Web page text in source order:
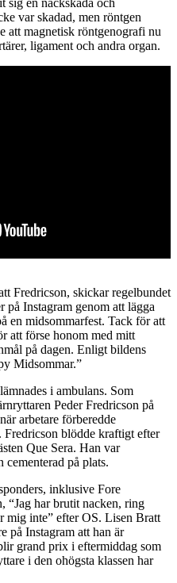
sig en nackskada och
var skadad, men röntgen
att magnetisk röntgenografi nu
ligament och andra organ.
Fredricson, skickar regelbundet
Instagram genom att lägga
en midsommarfest. Tack för att
att förse honom med mitt
på dagen. Enligt bildens
Midsommar.”
i ambulans. Som
Peder Fredricson på
arbetare förberedde
blödde kraftigt efter
Que Sera. Han var
på plats.
inklusive Fore
“Jag har brutit nacken, ring
mig inte” efter OS. Lisen Bratt
på Instagram att han är
grand prix i eftermiddag som
i den ohögsta klassen har